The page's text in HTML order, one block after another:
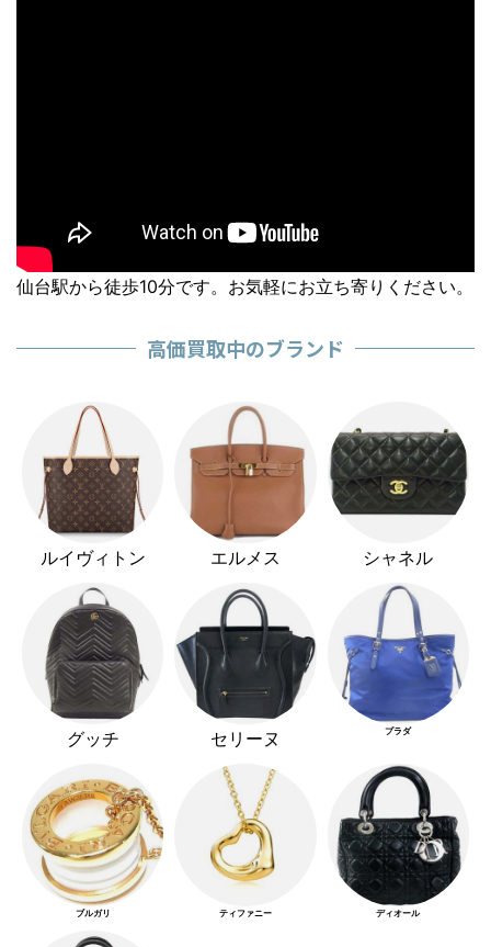
仙台駅から徒歩10分です。お気軽にお立ち寄りください。
高価買取中のブランド
ルイヴィトン エルメス シャネル
グッチ セリーヌ プラダ
ブルガリ ティファニー ディオール